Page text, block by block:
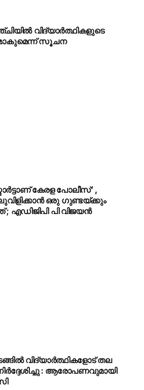
വിദ്യാർത്ഥികളുടെ
സൂചന
കേരള പോലീസ്’ ,
ഒരു ഗുണ്ടയ്ക്കും
പി വിജയന്‍
വിദ്യാർത്ഥികളോട് തല
: ആരോപണവുമായി